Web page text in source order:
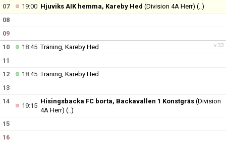
07
19:00 Hjuviks AIK hemma, Kareby Hed (Division 4A Herr) (..)
08
09
v.33
10 18:45Träning, Kareby Hed
11
12
18:45Träning, Kareby Hed
13
14
19:15
Hisingsbacka FC borta, Backavallen 1 Konstgräs (Division
4A Herr) (..)
15
16